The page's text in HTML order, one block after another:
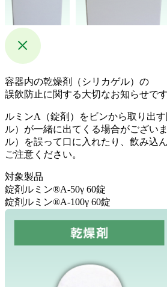
容器内の乾燥剤（シリカゲル）の
誤飲防止に関する大切なお知らせです
ルミンA（錠剤）をビンから取り出
ル）が一緒に出てくる場合がござい
ル）を誤って口に入れたり、飲み込
ご注意ください。
対象製品
錠剤ルミン®A-50γ 60錠
錠剤ルミン®A-100γ 60錠